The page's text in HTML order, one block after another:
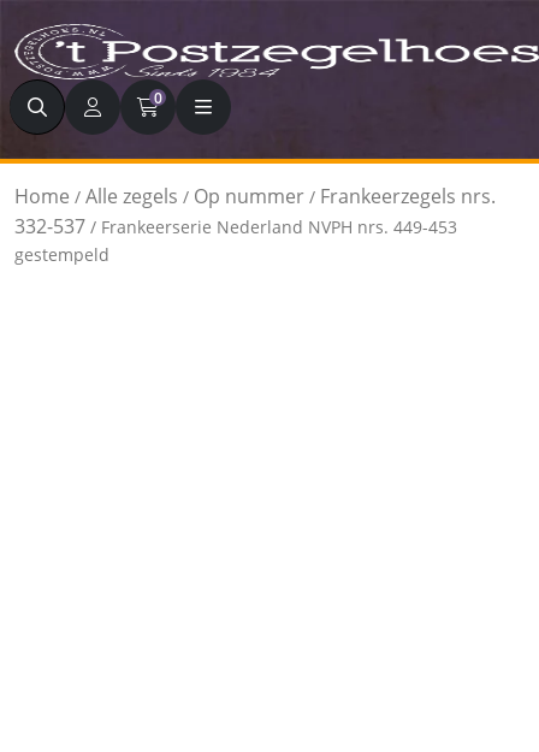
Zoeken 0
Home / Alle zegels / Op nummer / Frankeerzegels nrs.
332-537 / Frankeerserie Nederland NVPH nrs. 449-453
gestempeld